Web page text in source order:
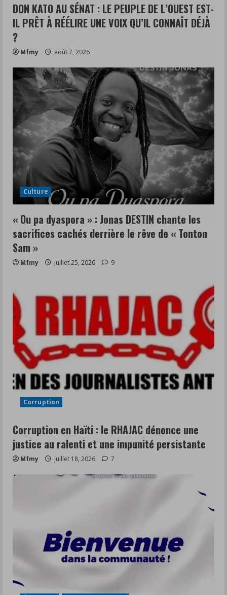
DON KATO AU SÉNAT : LE PEUPLE DE L’OUEST EST-
IL PRÊT À RÉÉLIRE UNE VOIX QU’IL CONNAÎT DÉJÀ
?
Mfmy août 7, 2026
Culture
« Ou pa dyaspora » : Jonas DESTIN chante les
sacrifices cachés derrière le rêve de « Tonton
Sam »
Mfmy juillet 25, 2026 9
Corruption
Corruption en Haïti : le RHAJAC dénonce une
justice au ralenti et une impunité persistante
Mfmy juillet 18, 2026 7